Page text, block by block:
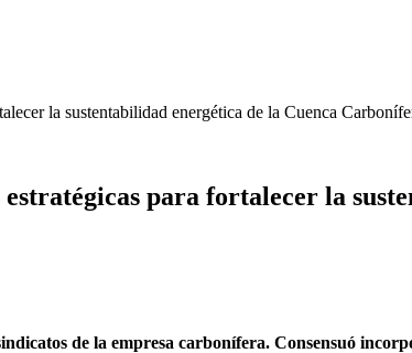
la sustentabilidad energética de la Cuenca
para fortalecer la
de la empresa carbonífera. Consensuó